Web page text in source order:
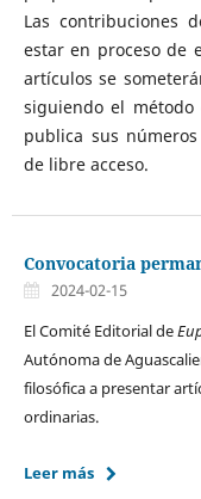
Las contribuciones
estar en proceso de
artículos se
siguiendo el método
publica sus
de libre acceso.
Convocatoria
2024-02-15
El Comité Editorial de
Autónoma de
filosófica a presentar
ordinarias.
Leer más